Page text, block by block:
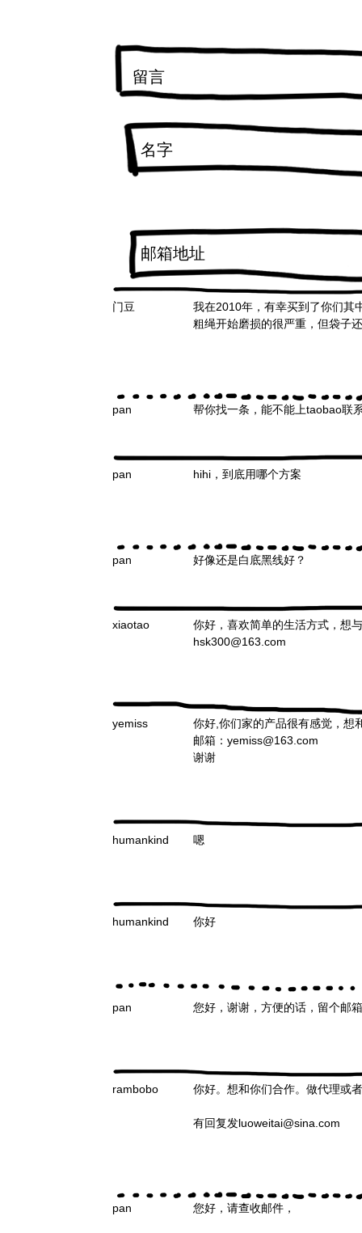
门豆
我在2010年，有幸买到了你们其
粗绳开始磨损的很严重，但袋子
pan 帮你找一条，能不能上taobao联
pan hihi，到底用哪个方案
pan 好像还是白底黑线好？
xiaotao
你好，喜欢简单的生活方式，想
hsk300@163.com
yemiss
你好,你们家的产品很有感觉，想
邮箱：yemiss@163.com
谢谢
humankind 嗯
humankind 你好
pan 您好，谢谢，方便的话，留个邮
rambobo 你好。想和你们合作。做代理或
有回复发luoweitai@sina.com
pan 您好，请查收邮件，